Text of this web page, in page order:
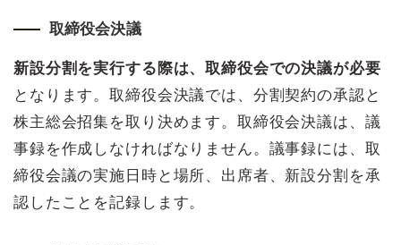
取締役会決議
新設分割を実行する際は、取締役会での決議が必要
となります。取締役会決議では、分割契約の承認と
株主総会招集を取り決めます。取締役会決議は、議
事録を作成しなければなりません。議事録には、取
締役会議の実施日時と場所、出席者、新設分割を承
認したことを記録します。